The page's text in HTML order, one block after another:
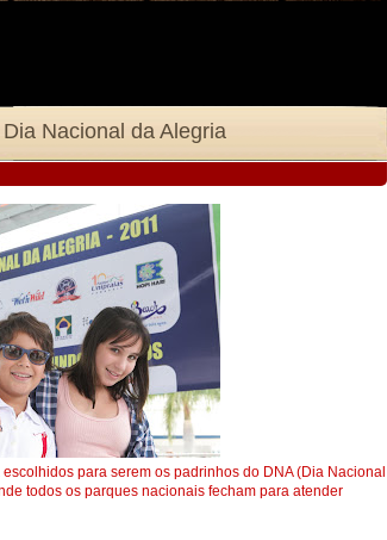
Nacional da Alegria
para serem os padrinhos do DNA (Dia Nacional
todos os parques nacionais fecham para atender